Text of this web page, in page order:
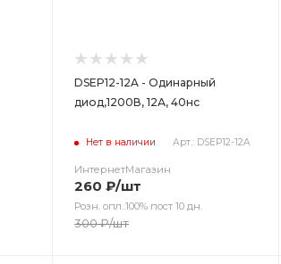
DSEP12-12A - Одинарный
диод,1200В, 12А, 40нс
Нет в наличии Арт.: DSEP12-12A
ИнтернетМагазин
260 ₽/шт
Розн. опл.:100% пост 10 дн.
300₽/шт